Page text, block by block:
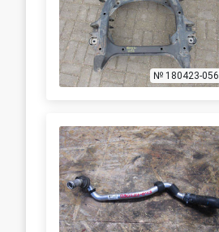
№ 180423-056